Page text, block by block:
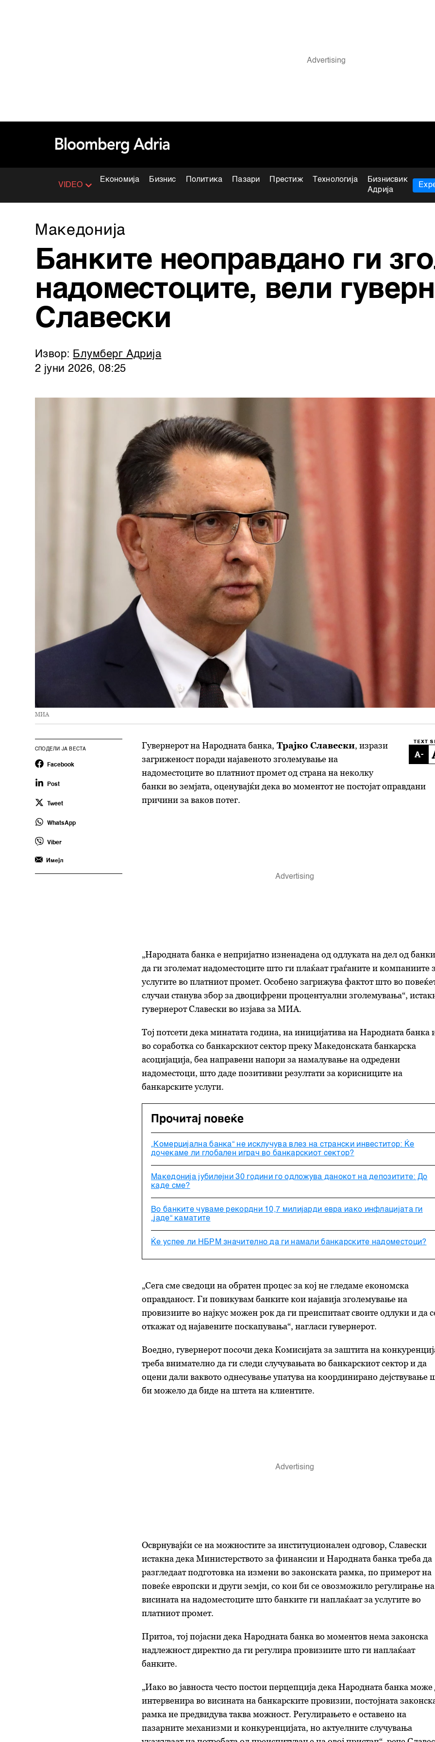
VIDEO
Економија Бизнис Политика Пазари Престиж Технологија
Бизнисвик
Адрија
Македонија
Банките неоправдано ги
надоместоците, вели
Славески
Извор: Блумберг Адрија
2 јуни 2026, 08:25
МИА
СПОДЕЛИ ЈА ВЕСТА
Facebook
Post
Tweet
WhatsApp
Viber
Имејл
TEXT
-
Гувернерот на Народната банка, Трајко Славески, изрази
загриженост поради најавеното зголемување на
надоместоците во платниот промет од страна на неколку
банки во земјата, оценувајќи дека во моментот не постојат оправдани
причини за ваков потег.
„Народната банка е непријатно изненадена од одлуката на дел од
да ги зголемат надоместоците што ги плаќаат граѓаните и компаниите
услугите во платниот промет. Особено загрижува фактот што во
случаи станува збор за двоцифрени процентуални зголемувања“,
гувернерот Славески во изјава за МИА.
Тој потсети дека минатата година, на иницијатива на Народната банка
во соработка со банкарскиот сектор преку Македонската банкарска
асоцијација, беа направени напори за намалување на одредени
надоместоци, што даде позитивни резултати за корисниците на
банкарските услуги.
Прочитај повеќе
„Комерцијална банка“ не исклучува влез на странски инвеститор: Ќе
дочекаме ли глобален играч во банкарскиот сектор?
Македонија јубилејни 30 години го одложува данокот на депозитите: До
каде сме?
Во банките чуваме рекордни 10,7 милијарди евра иако инфлацијата ги
„јаде“ каматите
Ќе успее ли НБРМ значително да ги намали банкарските надоместоци?
„Сега сме сведоци на обратен процес за кој не гледаме економска
оправданост. Ги повикувам банките кои најавија зголемување на
провизиите во најкус можен рок да ги преиспитаат своите одлуки и да
откажат од најавените поскапувања“, нагласи гувернерот.
Воедно, гувернерот посочи дека Комисијата за заштита на
треба внимателно да ги следи случувањата во банкарскиот сектор и да
оцени дали ваквото однесување упатува на координирано дејствување
би можело да биде на штета на клиентите.
Осврнувајќи се на можностите за институционален одговор, Славески
истакна дека Министерството за финансии и Народната банка треба да
разгледаат подготовка на измени во законската рамка, по примерот на
повеќе европски и други земји, со кои би се овозможило регулирање на
висината на надоместоците што банките ги наплаќаат за услугите во
платниот промет.
Притоа, тој појасни дека Народната банка во моментов нема законска
надлежност директно да ги регулира провизиите што ги наплаќаат
банките.
„Иако во јавноста често постои перцепција дека Народната банка може
интервенира во висината на банкарските провизии, постојната
рамка не предвидува таква можност. Регулирањето е оставено на
пазарните механизми и конкуренцијата, но актуелните случувања